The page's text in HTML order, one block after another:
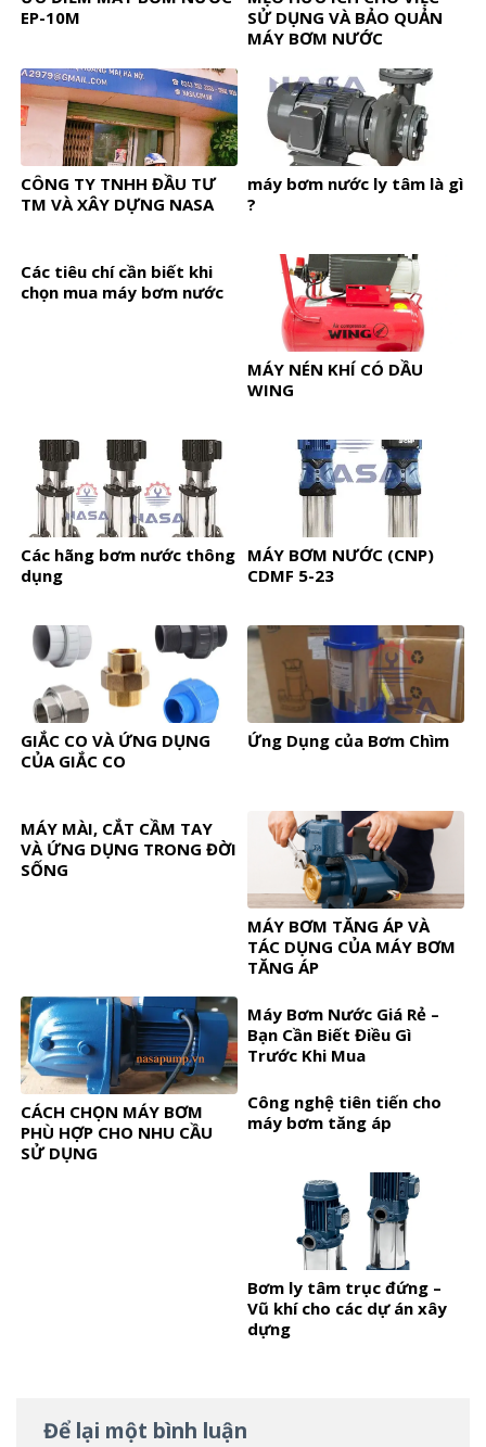
EP-10M
SỬ DỤNG VÀ BẢO QUẢN
MÁY BƠM NƯỚC
CÔNG TY TNHH ĐẦU TƯ
TM VÀ XÂY DỰNG NASA
máy bơm nước ly tâm là gì
?
Các tiêu chí cần biết khi
chọn mua máy bơm nước
MÁY NÉN KHÍ CÓ DẦU
WING
Các hãng bơm nước thông
dụng
MÁY BƠM NƯỚC (CNP)
CDMF 5-23
GIẮC CO VÀ ỨNG DỤNG
CỦA GIẮC CO
Ứng Dụng của Bơm Chìm
MÁY MÀI, CẮT CẦM TAY
VÀ ỨNG DỤNG TRONG ĐỜI
SỐNG
MÁY BƠM TĂNG ÁP VÀ
TÁC DỤNG CỦA MÁY BƠM
TĂNG ÁP
CÁCH CHỌN MÁY BƠM
PHÙ HỢP CHO NHU CẦU
SỬ DỤNG
Máy Bơm Nước Giá Rẻ –
Bạn Cần Biết Điều Gì
Trước Khi Mua
Công nghệ tiên tiến cho
máy bơm tăng áp
Bơm ly tâm trục đứng –
Vũ khí cho các dự án xây
dựng
Để lại một bình luận